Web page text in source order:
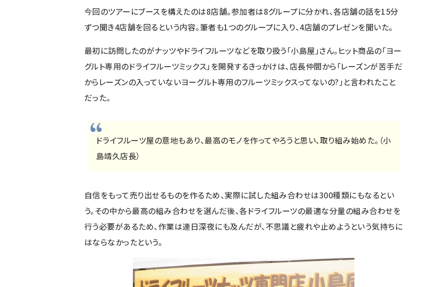
今回のツアーにブースを構えたのは8店舗。参加者は8グループに分かれ、各店舗の話を15分
ずつ聞き4店舗を回るという内容。筆者も1つのグループに入り、4店舗のプレゼンを聞いた。
最初に訪問したのがナッツやドライフルーツなどを取り扱う「小島屋」さん。ヒット商品の「ヨー
グルト専用のドライフルーツミックス」を開発するきっかけは、店長仲間から「レーズンが苦手だ
からレーズンの入っていないヨーグルト専用のフルーツミックスってないの?」と言われたこと
だった。
ドライフルーツ屋の意地もあり、最高のモノを作ってやろうと思い、取り組み始めた。（小
島靖久店長）
自信をもって売り出せるものを作るため、実際に試した組み合わせは300種類にもなるとい
う。その中から最高の組み合わせを選んだ後、各ドライフルーツの最適な分量の組み合わせを
行う必要があるため、作業は連日深夜にも及んだが、不思議と疲れや止めようという気持ちに
はならなかったという。